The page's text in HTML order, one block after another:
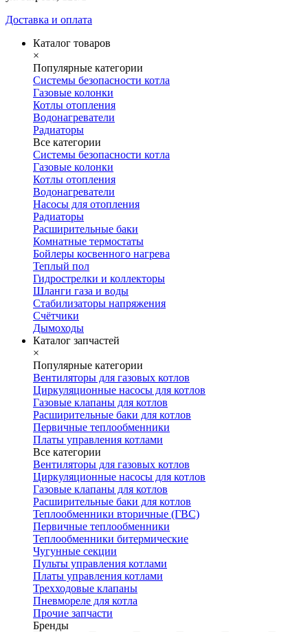
Доставка и оплата
Каталог товаров
×
Популярные категории
Системы безопасности котла
Газовые колонки
Котлы отопления
Водонагреватели
Радиаторы
Все категории
Системы безопасности котла
Газовые колонки
Котлы отопления
Водонагреватели
Насосы для отопления
Радиаторы
Расширительные баки
Комнатные термостаты
Бойлеры косвенного нагрева
Теплый пол
Гидрострелки и коллекторы
Шланги газа и воды
Стабилизаторы напряжения
Счётчики
Дымоходы
Каталог запчастей
×
Популярные категории
Вентиляторы для газовых котлов
Циркуляционные насосы для котлов
Газовые клапаны для котлов
Расширительные баки для котлов
Первичные теплообменники
Платы управления котлами
Все категории
Вентиляторы для газовых котлов
Циркуляционные насосы для котлов
Газовые клапаны для котлов
Расширительные баки для котлов
Теплообменники вторичные (ГВС)
Первичные теплообменники
Теплообменники битермические
Чугунные секции
Пульты управления котлами
Платы управления котлами
Трехходовые клапаны
Пневмореле для котла
Прочие запчасти
Бренды